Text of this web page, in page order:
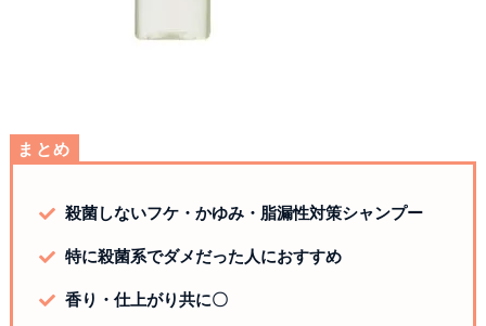
まとめ
殺菌しないフケ・かゆみ・脂漏性対策シャンプー
特に殺菌系でダメだった人におすすめ
香り・仕上がり共に〇